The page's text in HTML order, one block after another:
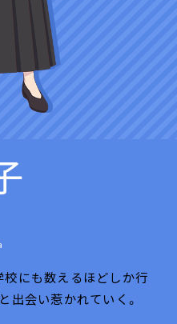
、山で修行をしていた。
を倒すため。だが、草
にも数えるほどしか行
出会い惹かれていく。
て赴任。今日子のことを
一緒に過ごす関係に。
は早くに他界、母親も交
トで一人暮らしをして
スポーツ万能、ファンク
トからは王子と呼ばれて
、山で修行をしていた。
を倒すため。だが、草
にも数えるほどしか行
出会い惹かれていく。